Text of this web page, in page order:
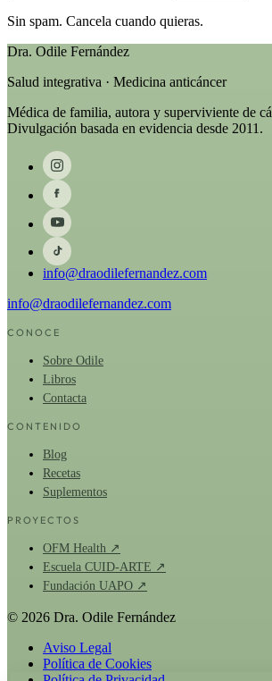
Sin spam. Cancela cuando quieras.
Dra. Odile Fernández
Salud integrativa · Medicina anticáncer
Médica de familia, autora y superviviente de
Divulgación basada en evidencia desde 2011.
info@draodilefernandez.com
info@draodilefernandez.com
CONOCE
Sobre Odile
Libros
Contacta
CONTENIDO
Blog
Recetas
Suplementos
PROYECTOS
OFM Health ↗
Escuela CUID-ARTE ↗
Fundación UAPO ↗
© 2026 Dra. Odile Fernández
Aviso Legal
Política de Cookies